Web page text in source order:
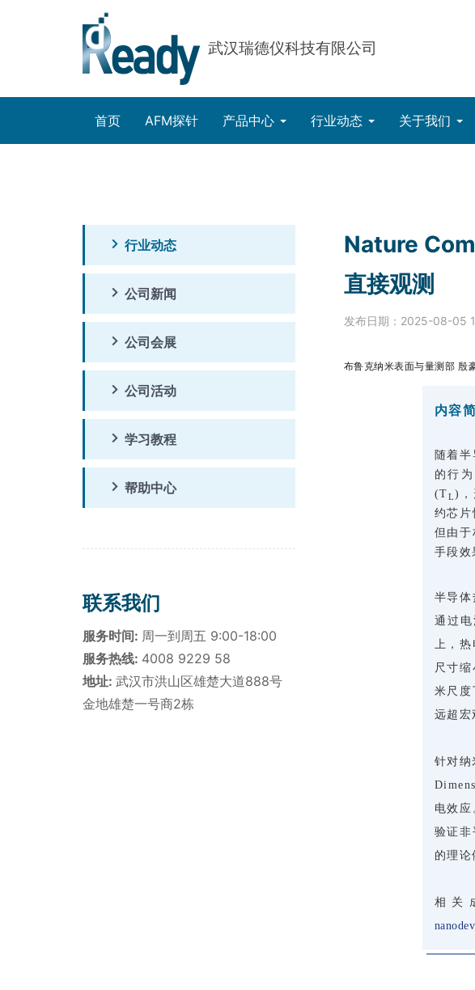
武汉瑞德仪科技有限公司
首页 AFM探针 产品中心 行业动态 关于我们
行业动态
公司新闻
公司会展
公司活动
学习教程
帮助中心
联系我们
服务时间: 周一到周五 9:00-18:00
服务热线: 4008 9229 58
地址: 武汉市洪山区雄楚大道888号
金地雄楚一号商2栋
Nature
直接观测
发布日期：2025-08-05
布鲁克纳米表面与量测部 殷
内容
随着
的行
(TL)，
约芯片
但由
手段效
半导体
通过
上，热
尺寸
米尺度
远超宏
针对
电效
验证
的理论
相关